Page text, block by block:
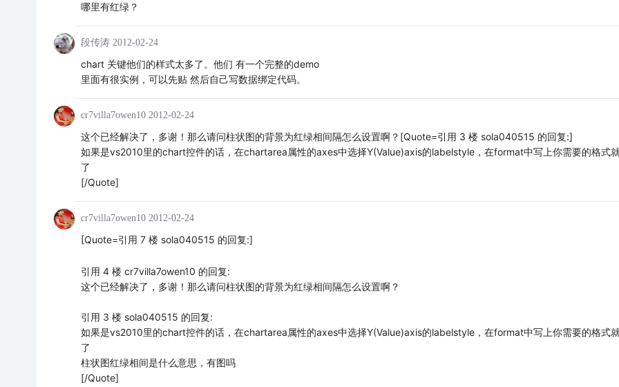
哪里有红绿？
段传涛 2012-02-24
chart 关键他们的样式太多了。他们 有一个完整的demo
里面有很实例，可以先贴 然后自己写数据绑定代码。
cr7villa7owen10 2012-02-24
这个已经解决了，多谢！那么请问柱状图的背景为红绿相间隔怎么设置啊？[Quote=引用 3 楼 sola040515 的回复:]
如果是vs2010里的chart控件的话，在chartarea属性的axes中选择Y(Value)axis的labelstyle，在format中写上你需要的格式
了
[/Quote]
cr7villa7owen10 2012-02-24
[Quote=引用 7 楼 sola040515 的回复:]
引用 4 楼 cr7villa7owen10 的回复:
这个已经解决了，多谢！那么请问柱状图的背景为红绿相间隔怎么设置啊？
引用 3 楼 sola040515 的回复:
如果是vs2010里的chart控件的话，在chartarea属性的axes中选择Y(Value)axis的labelstyle，在format中写上你需要的格式
了
柱状图红绿相间是什么意思，有图吗
[/Quote]